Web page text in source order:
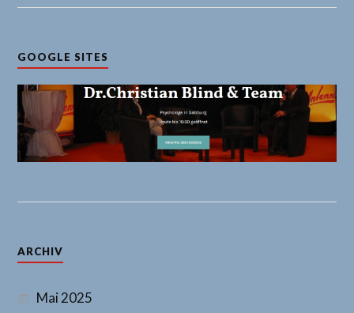
GOOGLE SITES
ARCHIV
Mai 2025